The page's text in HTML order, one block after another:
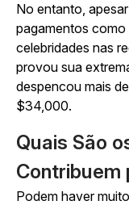
No entanto,
pagamentos
celebridades nas
provou sua
despencou mais
$34,000.
Quais São
Contribuem
Podem haver